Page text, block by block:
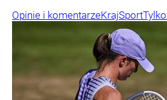
Opinie i komentarzeKrajSport